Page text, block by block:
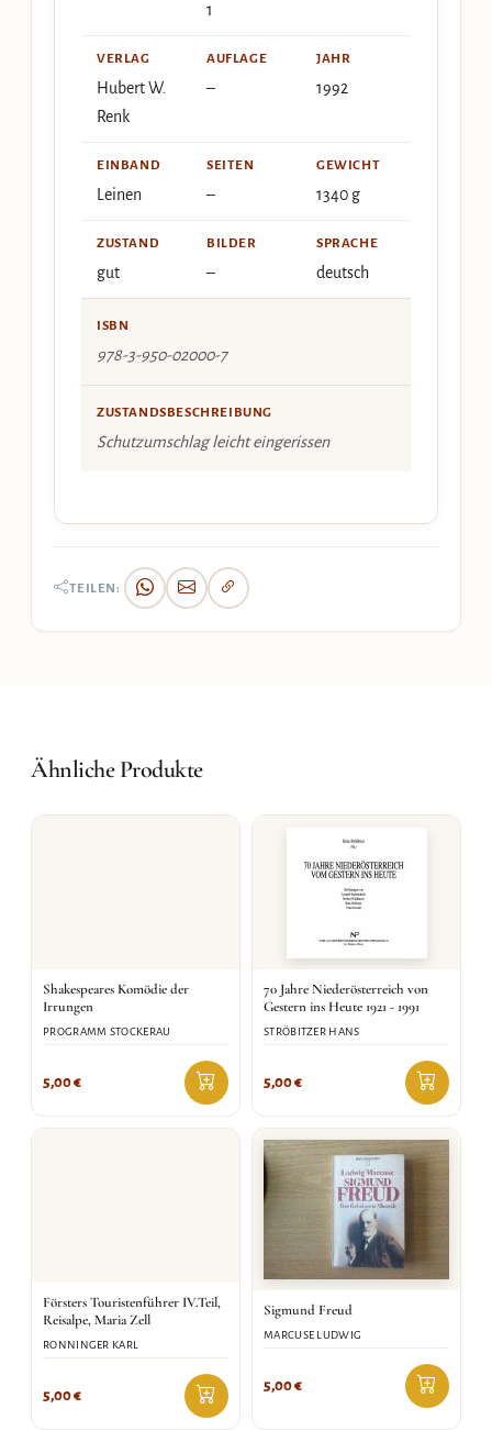
1
VERLAG
Hubert W.
Renk
AUFLAGE
–
JAHR
1992
EINBAND
Leinen
SEITEN
–
GEWICHT
1340 g
ZUSTAND
gut
BILDER
–
SPRACHE
deutsch
ISBN
978-3-950-02000-7
ZUSTANDSBESCHREIBUNG
Schutzumschlag leicht eingerissen
TEILEN:
Ähnliche Produkte
Shakespeares Komödie der
Irrungen
PROGRAMM STOCKERAU
5,00€
70 Jahre Niederösterreich von
Gestern ins Heute 1921 - 1991
STRÖBITZER HANS
5,00€
Försters Touristenführer IV.Teil,
Reisalpe, Maria Zell
RONNINGER KARL
5,00€
Sigmund Freud
MARCUSE LUDWIG
5,00€